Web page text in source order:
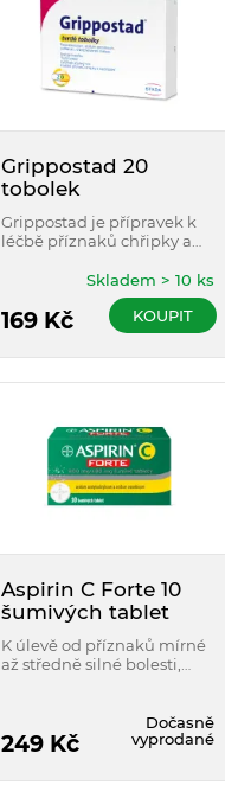
Grippostad 20
tobolek
Grippostad je přípravek k
léčbě příznaků chřipky a
169 Kč
Skladem > 10 ks
KOUPIT
Aspirin C Forte 10
šumivých tablet
K úlevě od příznaků mírné
až středně silné bolesti,
249 Kč
Dočasně
vyprodané